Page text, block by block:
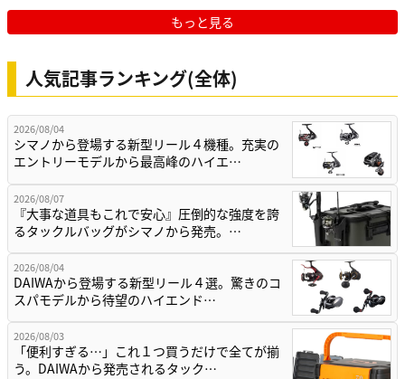
もっと見る
人気記事ランキング(全体)
2026/08/04
シマノから登場する新型リール４機種。充実の
エントリーモデルから最高峰のハイエ…
2026/08/07
『大事な道具もこれで安心』圧倒的な強度を誇
るタックルバッグがシマノから発売。…
2026/08/04
DAIWAから登場する新型リール４選。驚きのコ
スパモデルから待望のハイエンド…
2026/08/03
「便利すぎる…」これ１つ買うだけで全てが揃
う。DAIWAから発売されるタック…